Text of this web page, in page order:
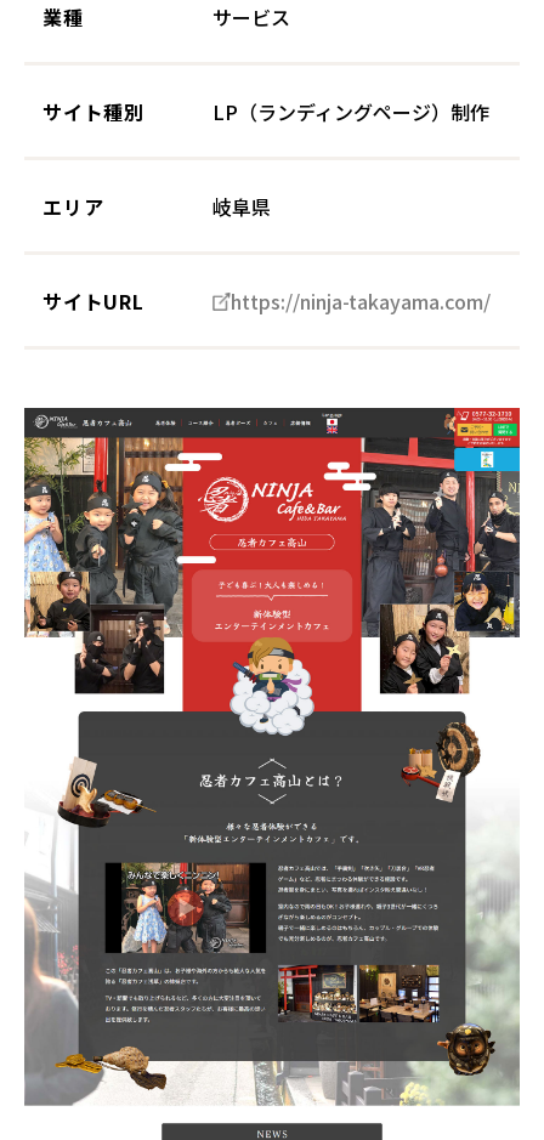
業種 サービス
サイト種別 LP（ランディングページ）制作
エリア 岐阜県
サイトURL https://ninja-takayama.com/